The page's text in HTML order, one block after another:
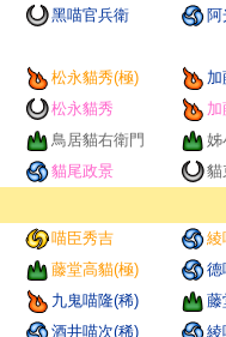
黑喵官兵衛
阿
松永貓秀(極)
加
松永貓秀
加
鳥居貓右衛門
姊
貓尾政景
貓
喵臣秀吉
綾
藤堂高貓(極)
德
九鬼喵隆(稀)
藤
酒井喵次(稀)
綾